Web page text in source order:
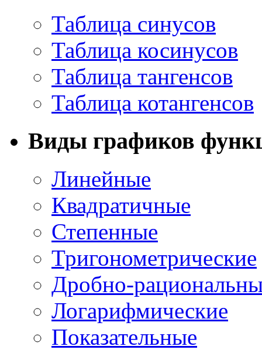
Таблица синусов
Таблица косинусов
Таблица тангенсов
Таблица котангенсов
Виды графиков
Линейные
Квадратичные
Степенные
Тригонометрические
Дробно-
Логарифмические
Показательные